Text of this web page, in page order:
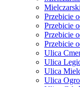
Przebicie
Przebicie
Przebicie
Przebicie
Ulica
Ulica
Ulica
Ulica